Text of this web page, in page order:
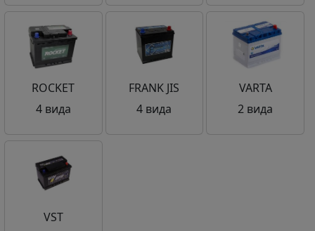
ROCKET
4 вида
FRANK JIS
4 вида
VARTA
2 вида
VST